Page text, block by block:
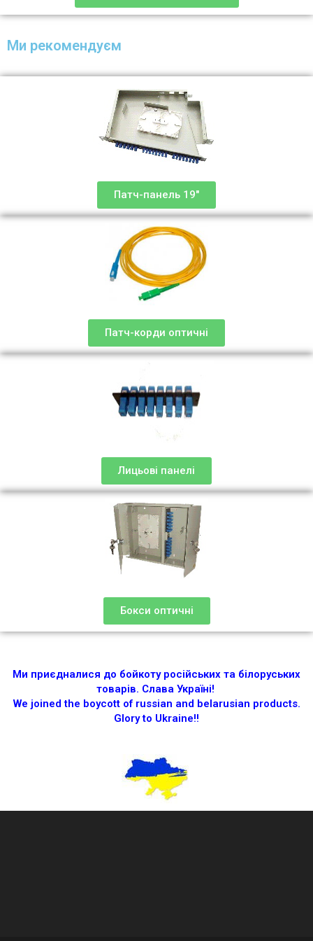
Ми рекомендуєм
Патч-панель 19"
Патч-корди оптичні
Лицьові панелі
Бокси оптичні
Ми приєдналися до бойкоту російських та білоруських
товарів. Слава Україні!
We joined the boycott of russian and belarusian products.
Glory to Ukraine!!